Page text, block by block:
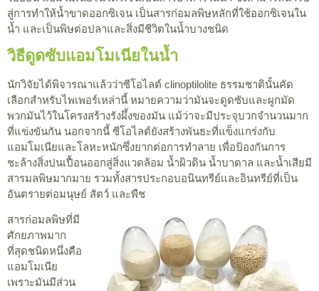
สู่การทำให้น้ำขาดออกซิเจน เป็นสารก่อมลพิษหลักที่ใช้ออกซิเจนใน
น้ำ และเป็นพิษต่อปลาและสิ่งมีชีวิตในน้ำบางชนิด
วิธีดูดซับแอมโมเนียในน้ำ
นักวิจัยได้พิจารณาแล้วว่าซีโอไลต์ clinoptilolite ธรรมชาตินั้นคัด
เลือกสำหรับไพเพอร์เหล่านี้ หมายความว่ามันจะดูดซับและผูกมัด
พวกมันไว้ในโครงสร้างรังผึ้งของมัน แม้ว่าจะมีประจุบวกจำนวนมาก
ที่แข่งขันกัน นอกจากนี้ ซีโอไลต์ยังสร้างพันธะที่แข็งแกร่งกับ
แอมโมเนียและโลหะหนักซึ่งยากต่อการทำลาย เพื่อป้องกันการ
ชะล้างสิ่งปนเปื้อนออกสู่สิ่งแวดล้อม น้ำผิวดิน น้ำบาดาล และน้ำเสียมี
สารมลพิษมากมาย รวมทั้งสารประกอบอนินทรีย์และอินทรีย์ที่เป็น
อันตรายต่อมนุษย์ สัตว์ และพืช
สารก่อมลพิษที่มี
ศักยภาพมาก
ที่สุดชนิดหนึ่งคือ
แอมโมเนีย
เพราะมันมีส่วน